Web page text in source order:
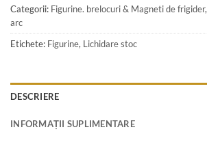
Categorii: Figurine. brelocuri & Magneti de frigider,
arc
Etichete: Figurine, Lichidare stoc
DESCRIERE
INFORMAȚII SUPLIMENTARE